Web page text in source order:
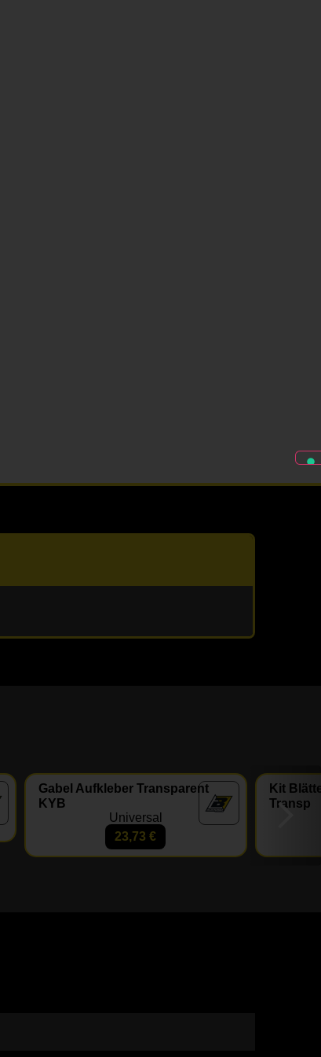
Gabel Aufkleber Transparent
KYB
Universal
23,73€
Kit
Transp